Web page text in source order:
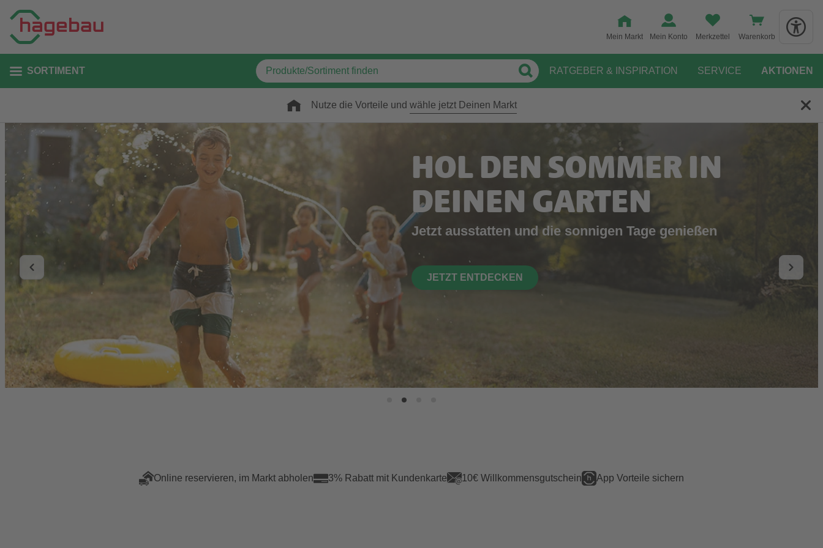
Mein Markt Mein Konto Merkzettel Warenkorb
SORTIMENT RATGEBER & INSPIRATION SERVICE AKTIONEN
Nutze die Vorteile und wähle jetzt Deinen Markt
HOL DEN SOMMER IN
DEINEN GARTEN
Jetzt ausstatten und die sonnigen Tage genießen
JETZT ENTDECKEN
Online reservieren, im Markt abholen 3% Rabatt mit Kundenkarte 10€ Willkommensgutschein App Vorteile sichern